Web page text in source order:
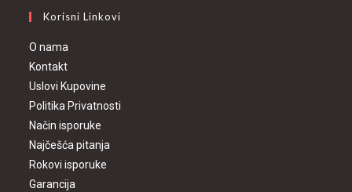
Korisni Linkovi
O nama
Kontakt
Uslovi Kupovine
Politika Privatnosti
Način isporuke
Najčešća pitanja
Rokovi isporuke
Garancija